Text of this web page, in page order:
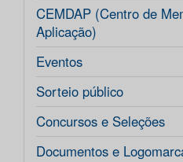
CEMDAP (Centro de
Aplicação)
Eventos
Sorteio público
Concursos e Seleções
Documentos e